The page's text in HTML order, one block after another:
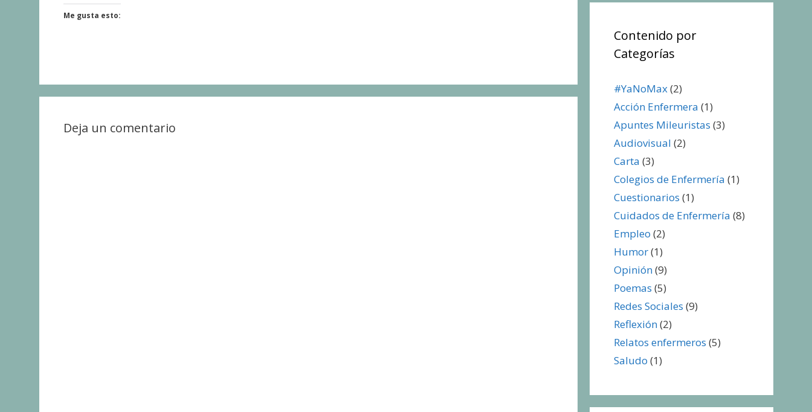
Me gusta esto:
Deja un comentario
Contenido por
Categorías
#YaNoMax(2)
Acción Enfermera (1)
Apuntes Mileuristas (3)
Audiovisual (2)
Carta (3)
Colegios de Enfermería (1)
Cuestionarios (1)
Cuidados de Enfermería (8)
Empleo (2)
Humor(1)
Opinión(9)
Poemas (5)
Redes Sociales (9)
Reflexión(2)
Relatos enfermeros (5)
Saludo (1)